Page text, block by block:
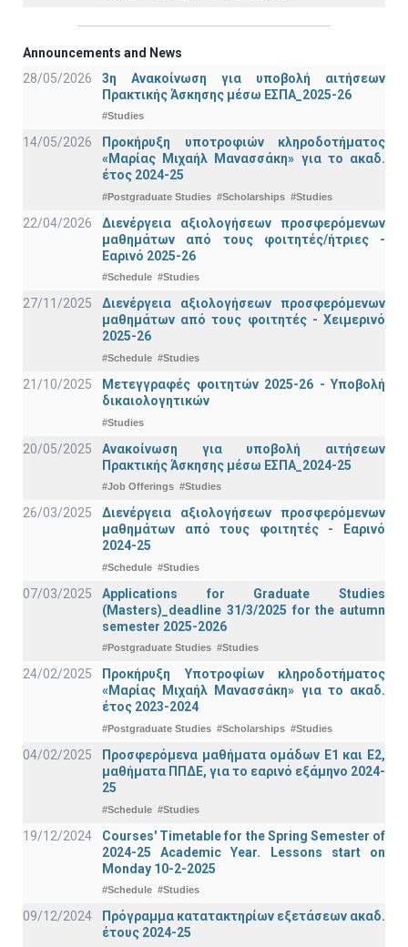
Announcements and News
28/05/2026
3η Ανακοίνωση για υποβολή αιτήσεων
Πρακτικής Άσκησης μέσω ΕΣΠΑ_2025-26
#Studies
14/05/2026
Προκήρυξη υποτροφιών κληροδοτήματος
«Μαρίας Μιχαήλ Μανασσάκη» για το ακαδ.
έτος 2024-25
#Postgraduate Studies #Scholarships #Studies
22/04/2026
Διενέργεια αξιολογήσεων προσφερόμενων
μαθημάτων από τους φοιτητές/ήτριες -
Εαρινό 2025-26
#Schedule #Studies
27/11/2025
Διενέργεια αξιολογήσεων προσφερόμενων
μαθημάτων από τους φοιτητές - Χειμερινό
2025-26
#Schedule #Studies
21/10/2025
Μετεγγραφές φοιτητών 2025-26 - Υποβολή
δικαιολογητικών
#Studies
20/05/2025
Ανακοίνωση για υποβολή αιτήσεων
Πρακτικής Άσκησης μέσω ΕΣΠΑ_2024-25
#Job Offerings #Studies
26/03/2025
Διενέργεια αξιολογήσεων προσφερόμενων
μαθημάτων από τους φοιτητές - Εαρινό
2024-25
#Schedule #Studies
07/03/2025
Applications for Graduate Studies
(Masters)_deadline 31/3/2025 for the autumn
semester 2025-2026
#Postgraduate Studies #Studies
24/02/2025
Προκήρυξη Υποτροφίων κληροδοτήματος
«Μαρίας Μιχαήλ Μανασσάκη» για το ακαδ.
έτος 2023-2024
#Postgraduate Studies #Scholarships #Studies
04/02/2025
Προσφερόμενα μαθήματα ομάδων Ε1 και Ε2,
μαθήματα ΠΠΔΕ, για το εαρινό εξάμηνο 2024-
25
#Schedule #Studies
19/12/2024
Courses' Timetable for the Spring Semester of
2024-25 Academic Year. Lessons start on
Monday 10-2-2025
#Schedule #Studies
09/12/2024
Πρόγραμμα κατατακτηρίων εξετάσεων ακαδ.
έτους 2024-25